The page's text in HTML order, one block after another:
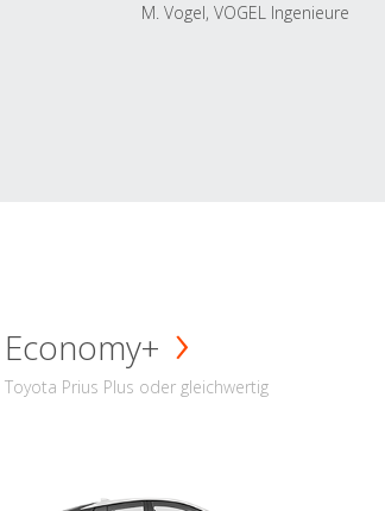
M. Vogel, VOGEL Ingenieure
Economy+
Toyota Prius Plus oder gleichwertig